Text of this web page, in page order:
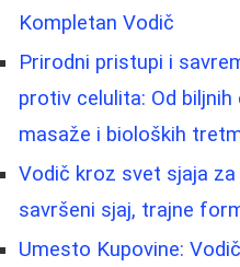
Kompletan Vodič
Prirodni pristupi i
protiv celulita: Od
masaže i bioloških
Vodič kroz svet sjaja
savršeni sjaj, trajne
Umesto Kupovine: